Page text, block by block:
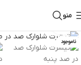
منو
ناموجود